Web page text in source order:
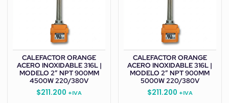
CALEFACTOR ORANGE
ACERO INOXIDABLE 316L |
MODELO 2” NPT 900MM
4500W 220/380V
$211.200 +IVA
CALEFACTOR ORANGE
ACERO INOXIDABLE 316L |
MODELO 2” NPT 900MM
5000W 220/380V
$211.200 +IVA